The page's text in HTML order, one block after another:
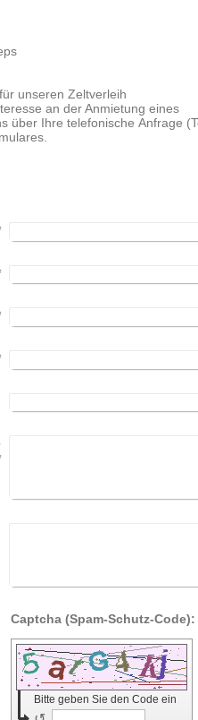
unseren Zeltverleih
an der Anmietung eines
über Ihre telefonische Anfrage
Bitte geben Sie den Code ein